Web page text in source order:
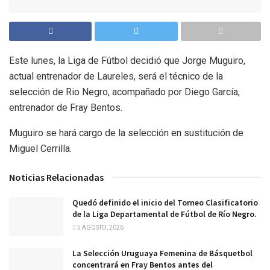
Este lunes, la Liga de Fútbol decidió que Jorge Muguiro,
actual entrenador de Laureles, será el técnico de la
selección de Rio Negro, acompañado por Diego García,
entrenador de Fray Bentos.
Muguiro se hará cargo de la selección en sustitución de
Miguel Cerrilla.
Noticias Relacionadas
Quedó definido el inicio del Torneo Clasificatorio
de la Liga Departamental de Fútbol de Río Negro.
5 AGOSTO, 2026
La Selección Uruguaya Femenina de Básquetbol
concentrará en Fray Bentos antes del